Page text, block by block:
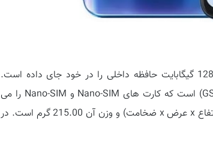
Motorola Edge S دارای MYUI مبتنی بر Android 11 است و 128 گیگابایت حافظه داخلی را در خود جای داده است.
Motorola Edge S یک تلفن هوشمند دو سیم کارته (GSM و GSM) است که کارت های Nano-SIM و Nano-SIM را می
پذیرد. ابعاد Motorola Edge S 168.38 x 73.97 x 9.69 mm (ارتفاع x عرض x ضخامت) و وزن آن 215.00 گرم است. در